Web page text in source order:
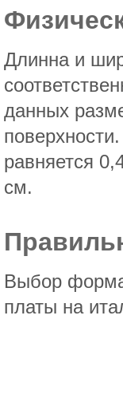
Длинна и
данных
равняется
см.
Выбор
платы на